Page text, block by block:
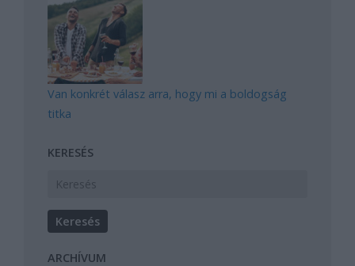
Van konkrét válasz arra, hogy mi a boldogság
titka
KERESÉS
ARCHÍVUM